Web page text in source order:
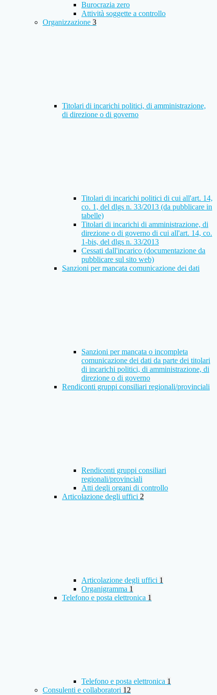
Burocrazia zero
Attività soggette a controllo
Organizzazione 3
Titolari di incarichi politici, di amministrazione,
di direzione o di governo
Titolari di incarichi politici di cui all'art. 14,
co. 1, del dlgs n. 33/2013 (da pubblicare in
tabelle)
Titolari di incarichi di amministrazione, di
direzione o di governo di cui all'art. 14, co.
1-bis, del dlgs n. 33/2013
Cessati dall'incarico (documentazione da
pubblicare sul sito web)
Sanzioni per mancata comunicazione dei dati
Sanzioni per mancata o incompleta
comunicazione dei dati da parte dei titolari
di incarichi politici, di amministrazione, di
direzione o di governo
Rendiconti gruppi consiliari regionali/provinciali
Rendiconti gruppi consiliari
regionali/provinciali
Atti degli organi di controllo
Articolazione degli uffici 2
Articolazione degli uffici 1
Organigramma 1
Telefono e posta elettronica 1
Telefono e posta elettronica 1
Consulenti e collaboratori 12